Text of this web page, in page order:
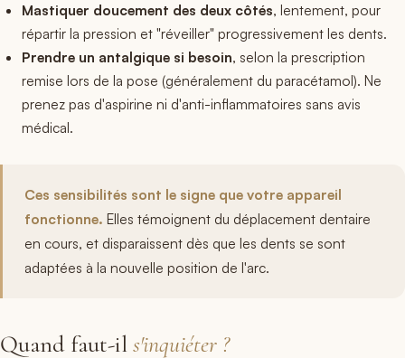
Mastiquer doucement des deux côtés, lentement, pour
répartir la pression et "réveiller" progressivement les dents.
Prendre un antalgique si besoin, selon la prescription
remise lors de la pose (généralement du paracétamol). Ne
prenez pas d'aspirine ni d'anti-inflammatoires sans avis
médical.
Ces sensibilités sont le signe que votre appareil
fonctionne. Elles témoignent du déplacement dentaire
en cours, et disparaissent dès que les dents se sont
adaptées à la nouvelle position de l'arc.
Quand faut-il s'inquiéter ?